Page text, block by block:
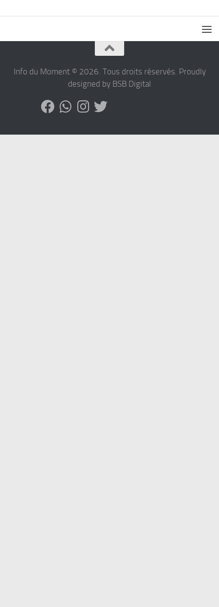
Info du Moment © 2026. Tous droits réservés. Proudly
designed by BSB Digital